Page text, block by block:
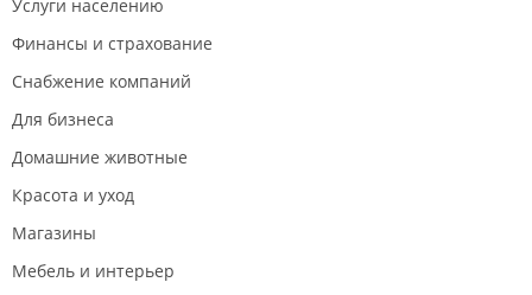
рекламы «под ключ».
АО «Владивосток Новости».
Филиал находится в БЦ "
Услуги населению
Финансы и страхование
Снабжение компаний
Для бизнеса
Домашние животные
Красота и уход
Магазины
Мебель и интерьер